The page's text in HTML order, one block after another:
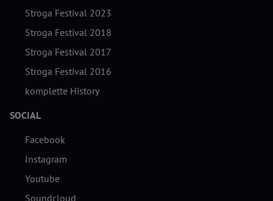
Stroga Festival 2023
Stroga Festival 2018
Stroga Festival 2017
Stroga Festival 2016
komplette History
SOCIAL
Facebook
Instagram
Youtube
Soundcloud